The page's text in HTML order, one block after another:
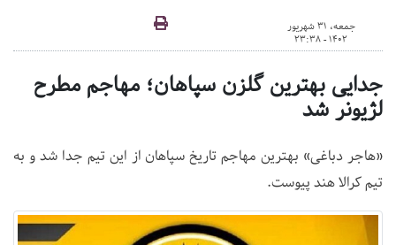
جمعه، 31 شهریور
1402 - 23:38
جدایی بهترین گلزن سپاهان؛ مهاجم مطرح
لژیونر شد
«هاجر دباغی» بهترین مهاجم تاریخ سپاهان از این تیم جدا شد و به
تیم کرالا هند پیوست.